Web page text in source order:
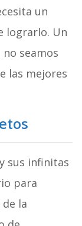
un
lograrlo. Un
seamos
las mejores
sus infinitas
para
la